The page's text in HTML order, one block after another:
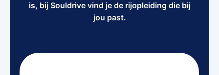
is, bij Souldrive vind je de rijopleiding die bij
jou past.